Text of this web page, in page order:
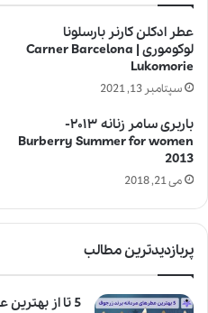
عطر ادکلن کارنر بارسلونا
لوکوموری | Carner Barcelona
Lukomorie
سپتامبر 13, 2021
باربری سامر زنانه ۲۰۱۳-
Burberry Summer for women
2013
می 21, 2018
پربازدیدترین مطالب
5 تا از بهترین عطرهای مردانه برند زرجوف